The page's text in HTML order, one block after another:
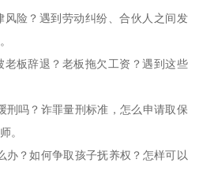
险？遇到劳动纠纷、合伙人之间发
板辞退？老板拖欠工资？遇到这些
刑吗？诈罪量刑标准，怎么申请取保
。
办？如何争取孩子抚养权？怎样可以